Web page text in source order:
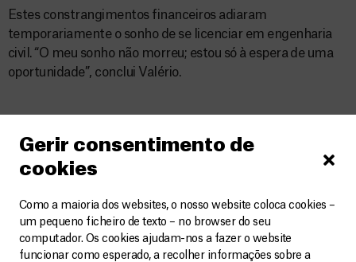
Gerir consentimento de
cookies
Como a maioria dos websites, o nosso website coloca cookies –
um pequeno ficheiro de texto – no browser do seu
computador. Os cookies ajudam-nos a fazer o website
funcionar como esperado, a recolher informações sobre a
Estes constrangimentos financeiros adiaram
temporariamente o sonho de se licenciar em engenharia
civil. “O meu sonho não morreu; estou só à espera de uma
oportunidade”, conclui Valério.
Relacionados VER MAIS